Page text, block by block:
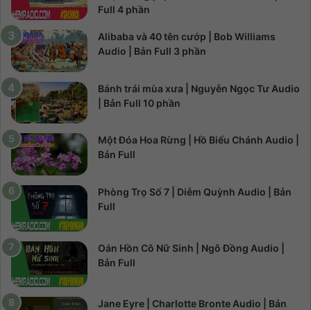
Full 4 phần
Alibaba và 40 tên cướp | Bob Williams
Audio | Bản Full 3 phần
Bánh trái mùa xưa | Nguyễn Ngọc Tư Audio
| Bản Full 10 phần
Một Đóa Hoa Rừng | Hồ Biểu Chánh Audio |
Bản Full
Phòng Trọ Số 7 | Diễm Quỳnh Audio | Bản
Full
Oán Hồn Cô Nữ Sinh | Ngô Đồng Audio |
Bản Full
Jane Eyre | Charlotte Bronte Audio | Bản